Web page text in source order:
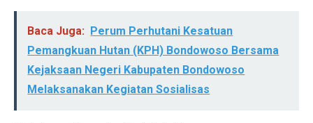
Baca Juga:
Perum Perhutani Kesatuan
Pemangkuan Hutan (KPH) Bondowoso Bersama
Kejaksaan Negeri Kabupaten Bondowoso
Melaksanakan Kegiatan Sosialisas